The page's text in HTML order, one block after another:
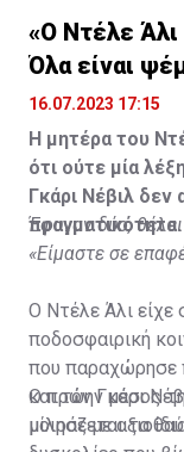
«Ο Ντέλε
Όλα είναι
16.07.2023 17:15
Η μητέρα του
ότι ούτε μία
Γκάρι Νέβιλ δεν
πραγματικότητα.
Έφυγαν δύο,
«Είμαστε σε
Ο Ντέλε Άλι είχε
ποδοσφαιρική
που παραχώρησε
και τον Γκάρι
μοιράζεται τα
Ο πρώην μέσος
μίλησε με